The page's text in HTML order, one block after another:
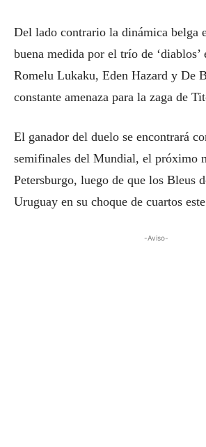
Del lado contrario la dinámica belga
buena medida por el trío de
Romelu Lukaku, Eden Hazard y De
constante amenaza para la zaga de
El ganador del duelo se encontrará
semifinales del Mundial, el próximo
Petersburgo, luego de que los Bleus
Uruguay en su choque de cuartos
-Aviso-